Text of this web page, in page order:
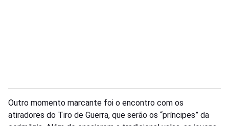
Outro momento marcante foi o encontro com os
atiradores do Tiro de Guerra, que serão os “príncipes” da